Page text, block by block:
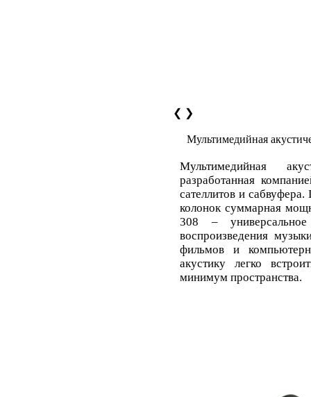
❮ ❯
Мультимедийная
Мультимедийная
разработанная
сателлитов и
колонок суммарная
308 –
воспроизведения
фильмов и
акустику легко
минимум пространства.